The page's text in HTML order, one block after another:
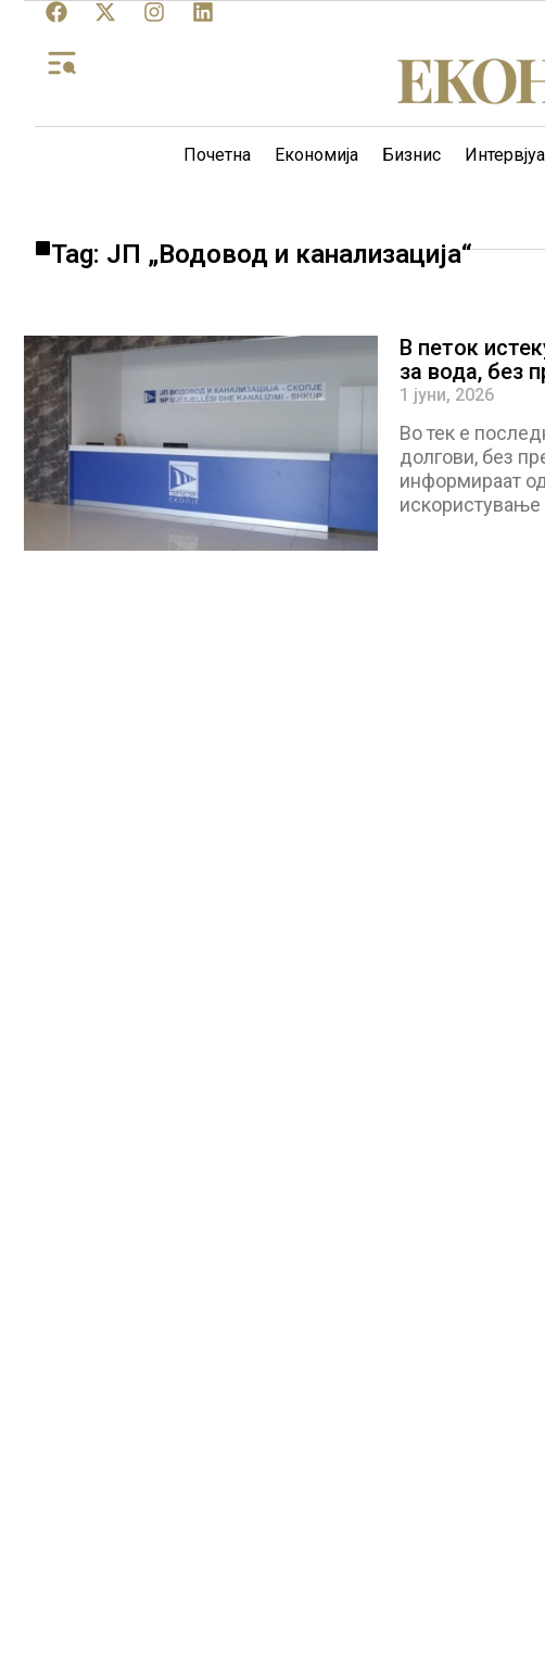
Почетна Економија Бизнис Интервјуа
Tag: ЈП „Водовод и канализација“
В петок
за вода, без
1 јуни, 2026
Во тек е
долгови, без
информираат
искористување